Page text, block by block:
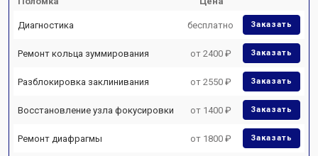
Диагностика бесплатно Заказать
Ремонт кольца зуммирования от 2400 ₽ Заказать
Разблокировка заклинивания от 2550 ₽ Заказать
Восстановление узла фокусировки от 1400 ₽ Заказать
Ремонт диафрагмы от 1800 ₽ Заказать